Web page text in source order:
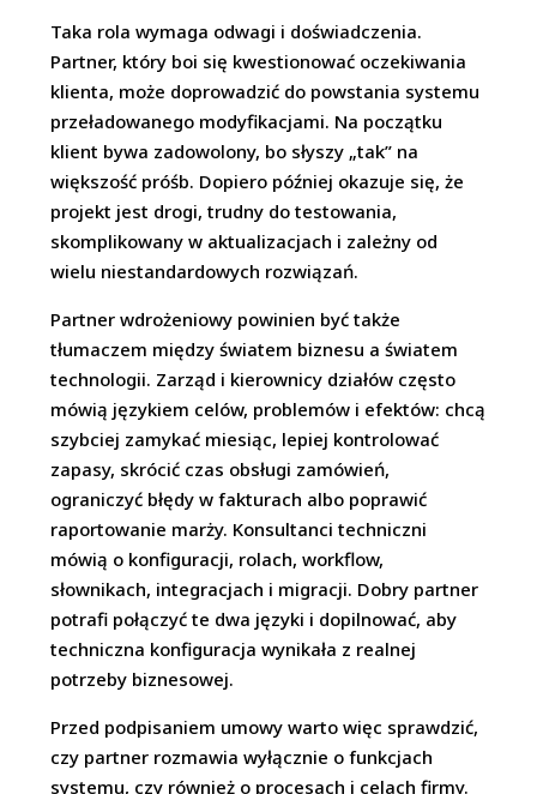
Taka rola wymaga odwagi i doświadczenia.
Partner, który boi się kwestionować oczekiwania
klienta, może doprowadzić do powstania systemu
przeładowanego modyfikacjami. Na początku
klient bywa zadowolony, bo słyszy „tak” na
większość próśb. Dopiero później okazuje się, że
projekt jest drogi, trudny do testowania,
skomplikowany w aktualizacjach i zależny od
wielu niestandardowych rozwiązań.
Partner wdrożeniowy powinien być także
tłumaczem między światem biznesu a światem
technologii. Zarząd i kierownicy działów często
mówią językiem celów, problemów i efektów: chcą
szybciej zamykać miesiąc, lepiej kontrolować
zapasy, skrócić czas obsługi zamówień,
ograniczyć błędy w fakturach albo poprawić
raportowanie marży. Konsultanci techniczni
mówią o konfiguracji, rolach, workflow,
słownikach, integracjach i migracji. Dobry partner
potrafi połączyć te dwa języki i dopilnować, aby
techniczna konfiguracja wynikała z realnej
potrzeby biznesowej.
Przed podpisaniem umowy warto więc sprawdzić,
czy partner rozmawia wyłącznie o funkcjach
systemu, czy również o procesach i celach firmy.